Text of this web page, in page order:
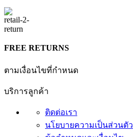
FREE RETURNS
ตามเงื่อนไขที่กำหนด
บริการลูกค้า
ติดต่อเรา
นโยบายความเป็นส่วนตัว